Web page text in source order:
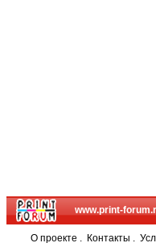
www.print-
О проекте . Контакты .